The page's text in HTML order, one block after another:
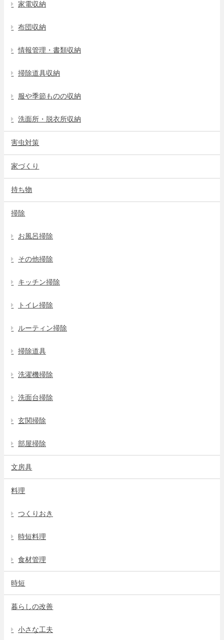
家電収納
布団収納
情報管理・書類収納
掃除道具収納
服や季節ものの収納
洗面所・脱衣所収納
害虫対策
家づくり
持ち物
掃除
お風呂掃除
その他掃除
キッチン掃除
トイレ掃除
ルーティン掃除
掃除道具
洗濯機掃除
洗面台掃除
玄関掃除
部屋掃除
文房具
料理
つくりおき
時短料理
食材管理
時短
暮らしの改善
小さな工夫